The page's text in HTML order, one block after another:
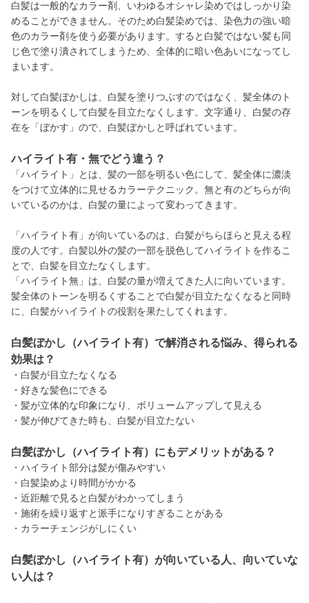
白髪は一般的なカラー剤、いわゆるオシャレ染めではしっかり染
めることができません。そのため白髪染めでは、染色力の強い暗
色のカラー剤を使う必要があります。すると白髪ではない髪も同
じ色で塗り潰されてしまうため、全体的に暗い色あいになってし
まいます。
対して白髪ぼかしは、白髪を塗りつぶすのではなく、髪全体のト
ーンを明るくして白髪を目立たなくします。文字通り、白髪の存
在を「ぼかす」ので、白髪ぼかしと呼ばれています。
ハイライト有・無でどう違う？
「ハイライト」とは、髪の一部を明るい色にして、髪全体に濃淡
をつけて立体的に見せるカラーテクニック。無と有のどちらが向
いているのかは、白髪の量によって変わってきます。
「ハイライト有」が向いているのは、白髪がちらほらと見える程
度の人です。白髪以外の髪の一部を脱色してハイライトを作るこ
とで、白髪を目立たなくします。
「ハイライト無」は、白髪の量が増えてきた人に向いています。
髪全体のトーンを明るくすることで白髪が目立たなくなると同時
に、白髪がハイライトの役割を果たしてくれます。
白髪ぼかし（ハイライト有）で解消される悩み、得られる
効果は？
・白髪が目立たなくなる
・好きな髪色にできる
・髪が立体的な印象になり、ボリュームアップして見える
・髪が伸びてきた時も、白髪が目立たない
白髪ぼかし（ハイライト有）にもデメリットがある？
・ハイライト部分は髪が傷みやすい
・白髪染めより時間がかかる
・近距離で見ると白髪がわかってしまう
・施術を繰り返すと派手になりすぎることがある
・カラーチェンジがしにくい
白髪ぼかし（ハイライト有）が向いている人、向いていな
い人は？